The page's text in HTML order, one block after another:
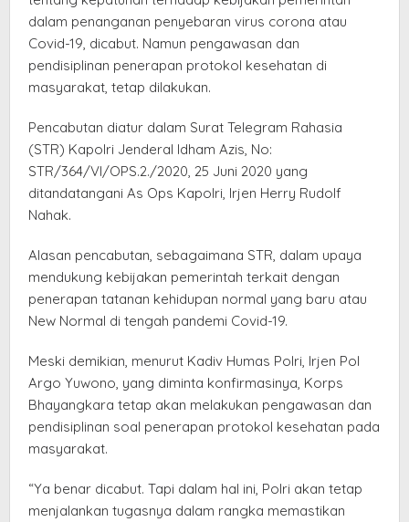
dalam penanganan penyebaran virus corona atau
Covid-19, dicabut. Namun pengawasan dan
pendisiplinan penerapan protokol kesehatan di
masyarakat, tetap dilakukan.
Pencabutan diatur dalam Surat Telegram Rahasia
(STR) Kapolri Jenderal Idham Azis, No:
STR/364/VI/OPS.2./2020, 25 Juni 2020 yang
ditandatangani As Ops Kapolri, Irjen Herry Rudolf
Nahak.
Alasan pencabutan, sebagaimana STR, dalam upaya
mendukung kebijakan pemerintah terkait dengan
penerapan tatanan kehidupan normal yang baru atau
New Normal di tengah pandemi Covid-19.
Meski demikian, menurut Kadiv Humas Polri, Irjen Pol
Argo Yuwono, yang diminta konfirmasinya, Korps
Bhayangkara tetap akan melakukan pengawasan dan
pendisiplinan soal penerapan protokol kesehatan pada
masyarakat.
“Ya benar dicabut. Tapi dalam hal ini, Polri akan tetap
menjalankan tugasnya dalam rangka memastikan